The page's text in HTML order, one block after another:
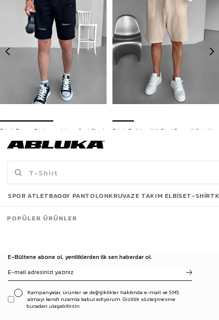
Erkek Baggy Distressed Jean Şort Siyah
399,00 TL
679,90 TL
Son Bakılanlar
E-Bültene abone ol, yeniliklerden ilk sen haberdar ol.
Kampanyalar, ürünler ve değişiklikler hakkında e-mail ve SMS
almayı kendi rızamla kabul ediyorum. Gizlilik sözleşmesine
buradan ulaşabilirsin
SPOR ATLETBAGGY PANTOLONKRUVAZE TAKIM ELBISET-SHIRT
POPÜLER ÜRÜNLER